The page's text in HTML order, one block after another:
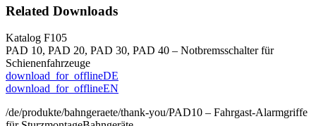
Related Downloads
Katalog F105
PAD 10, PAD 20, PAD 30, PAD 40 – Notbremsschalter für
Schienenfahrzeuge
download_for_offlineDE
download_for_offlineEN
/de/produkte/bahngeraete/thank-you/PAD10 – Fahrgast-Alarmgriffe